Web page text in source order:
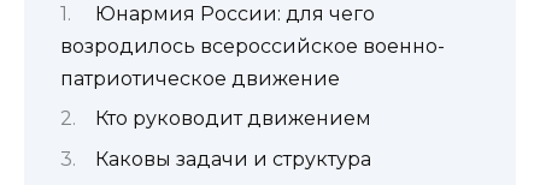
Юнармия России: для чего
возродилось всероссийское военно-
патриотическое движение
Кто руководит движением
Каковы задачи и структура